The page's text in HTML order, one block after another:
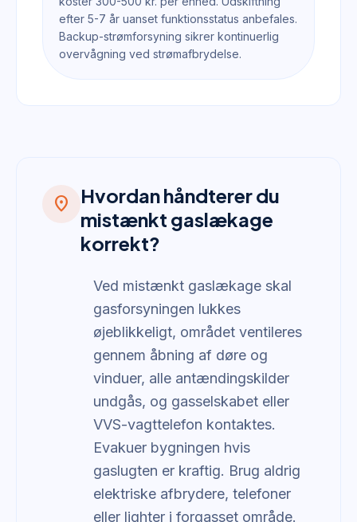
efter 5-7 år uanset funktionsstatus anbefales.
Backup-strømforsyning sikrer kontinuerlig
overvågning ved strømafbrydelse.
location_on
Hvordan håndterer du
mistænkt gaslækage
korrekt?
Ved mistænkt gaslækage skal
gasforsyningen lukkes
øjeblikkeligt, området ventileres
gennem åbning af døre og
vinduer, alle antændingskilder
undgås, og gasselskabet eller
VVS-vagttelefon kontaktes.
Evakuer bygningen hvis
gaslugten er kraftig. Brug aldrig
elektriske afbrydere, telefoner
eller lighter i forgasset område.